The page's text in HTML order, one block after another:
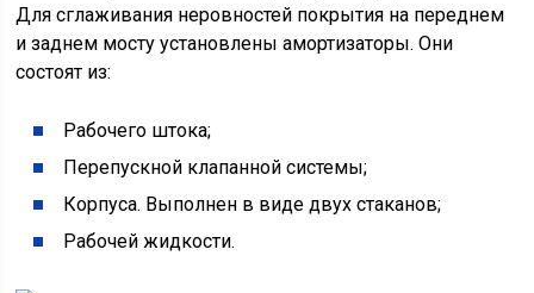
Для сглаживания неровностей покрытия на переднем
и заднем мосту установлены амортизаторы. Они
состоят из:
Рабочего штока;
Перепускной клапанной системы;
Корпуса. Выполнен в виде двух стаканов;
Рабочей жидкости.